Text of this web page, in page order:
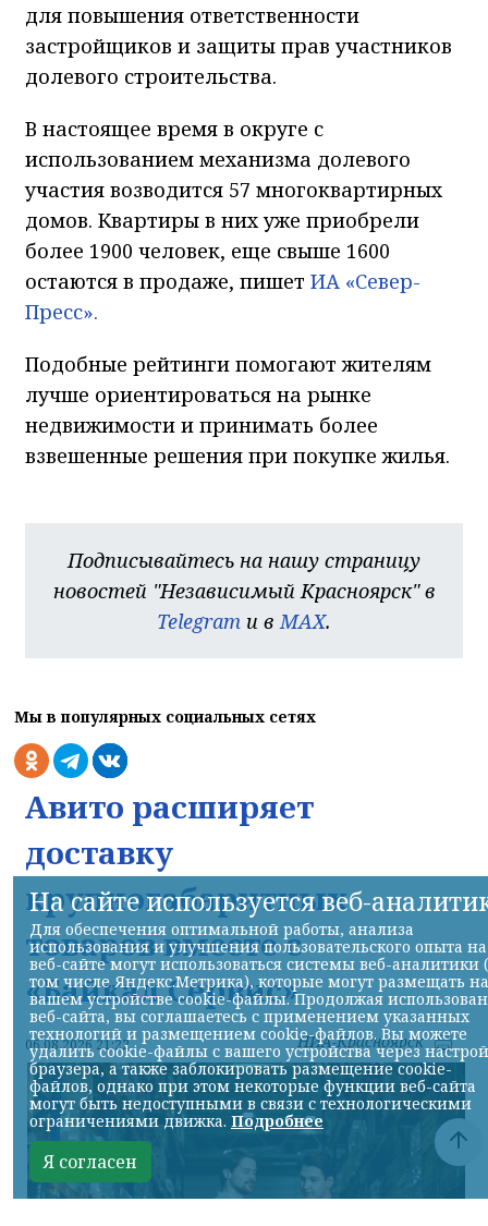
для повышения ответственности
застройщиков и защиты прав участников
долевого строительства.
В настоящее время в округе с
использованием механизма долевого
участия возводится 57 многоквартирных
домов. Квартиры в них уже приобрели
более 1900 человек, еще свыше 1600
остаются в продаже, пишет ИА «Север-
Пресс».
Подобные рейтинги помогают жителям
лучше ориентироваться на рынке
недвижимости и принимать более
взвешенные решения при покупке жилья.
Подписывайтесь на нашу страницу
новостей "Независимый Красноярск" в
Telegram и вMAX.
Мы в популярных социальных сетях
Авито расширяет
доставку
крупногабаритных
товаров вместе с
«Байкал Сервис»
06.08.2026 21:22 НИА-Красноярск
На сайте используется веб-
Для обеспечения оптимальной работы, анализа
использования и улучшения пользовательского опыта на
веб-сайте могут использоваться системы веб-аналитики
том числе Яндекс.Метрика), которые могут размещать на
вашем устройстве cookie-файлы. Продолжая
веб-сайта, вы соглашаетесь с применением указанных
технологий и размещением cookie-файлов. Вы можете
удалить cookie-файлы с вашего устройства через
браузера, а также заблокировать размещение cookie-
файлов, однако при этом некоторые функции веб-сайта
могут быть недоступными в связи с технологическими
ограничениями движка. Подробнее
Я согласен